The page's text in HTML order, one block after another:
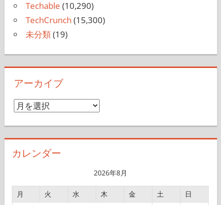
Techable (10,290)
TechCrunch (15,300)
未分類(19)
アーカイブ
ア
イ
カレンダー
2026年8月
月 火 水 木 金 土
日